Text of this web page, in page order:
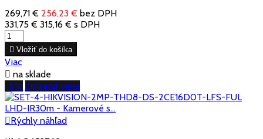
269,71 € 256,23 € bez DPH
331,75 € 315,16 € s DPH
 Vložiť do košíka
Viac
 na sklade
-5% Znížená cena
Rýchly náhľad